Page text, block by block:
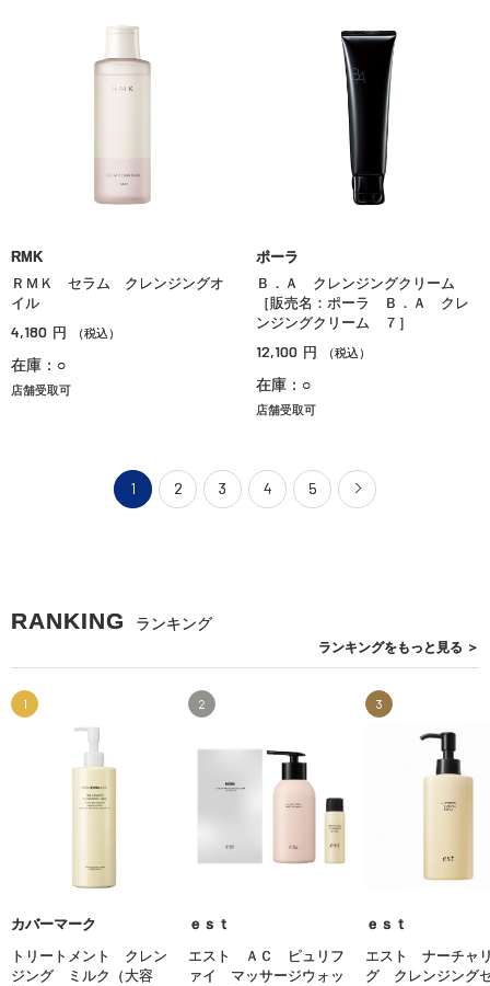
RMK
ＲＭＫ セラム クレンジングオ
イル
4,180 円 （税込）
在庫：○
店舗受取可
ポーラ
Ｂ．Ａ クレンジングクリーム
［販売名：ポーラ Ｂ．Ａ クレ
ンジングクリーム ７］
12,100 円 （税込）
在庫：○
店舗受取可
1 2 3 4 5
RANKING ランキング
ランキングをもっと見る ＞
1
カバーマーク
トリートメント クレン
ジング ミルク（大容
2
ｅｓｔ
エスト ＡＣ ピュリフ
ァイ マッサージウォッ
3
ｅｓｔ
エスト ナーチャ
グ クレンジング